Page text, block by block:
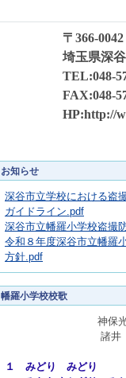
〒366-0042
埼玉県深
TEL:048-
FAX:048-
HP:http://
お知らせ
深谷市立学校における盗
ガイドライン.pdf
深谷市立幡羅小学校盗撮
令和８年度深谷市立幡羅
方針.pdf
幡羅小学校校歌
神保光太
諸井 三郎
１ みどり みどり